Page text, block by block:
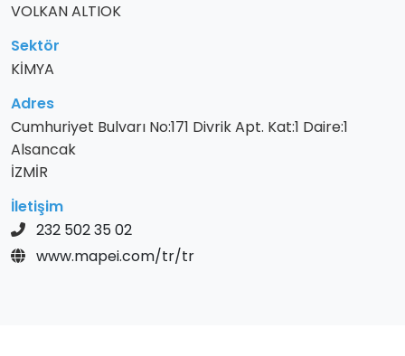
VOLKAN ALTIOK
Sektör
KİMYA
Adres
Cumhuriyet Bulvarı No:171 Divrik Apt. Kat:1 Daire:1
Alsancak
İZMİR
İletişim
232 502 35 02
www.mapei.com/tr/tr